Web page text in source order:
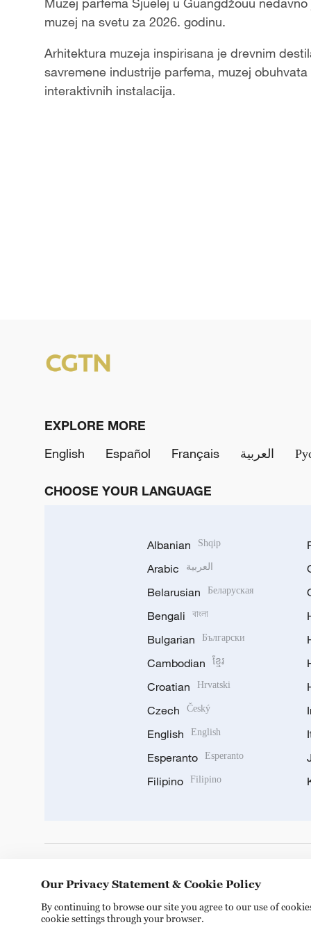
muzej na svetu za 2026. godinu.
Arhitektura muzeja inspirisana je drevnim
savremene industrije parfema, muzej
interaktivnih instalacija.
EXPLORE MORE
English
Español Français العربية
CHOOSE YOUR LANGUAGE
Albanian Shqip
Arabic العربية
Belarusian Беларуская
Bengali বাংলা
Bulgarian Български
Cambodian ខ្មែរ
Croatian Hrvatski
Czech Český
English English
Esperanto Esperanto
Filipino Filipino
Our Privacy Statement & Cookie Policy
By continuing to browse our site you agree to our use of
cookie settings through your browser.